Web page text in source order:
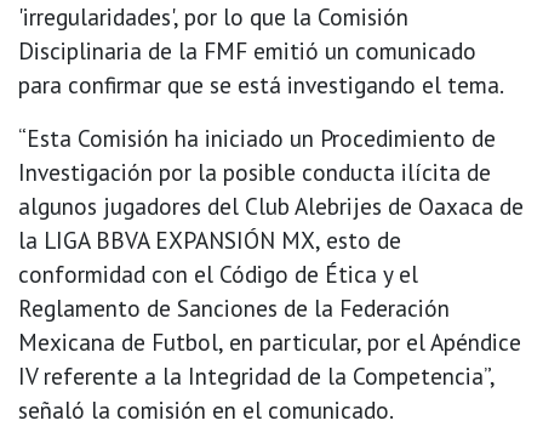
'irregularidades', por lo que la Comisión
Disciplinaria de la FMF emitió un comunicado
para confirmar que se está investigando el tema.
“Esta Comisión ha iniciado un Procedimiento de
Investigación por la posible conducta ilícita de
algunos jugadores del Club Alebrijes de Oaxaca de
la LIGA BBVA EXPANSIÓN MX, esto de
conformidad con el Código de Ética y el
Reglamento de Sanciones de la Federación
Mexicana de Futbol, en particular, por el Apéndice
IV referente a la Integridad de la Competencia”,
señaló la comisión en el comunicado.